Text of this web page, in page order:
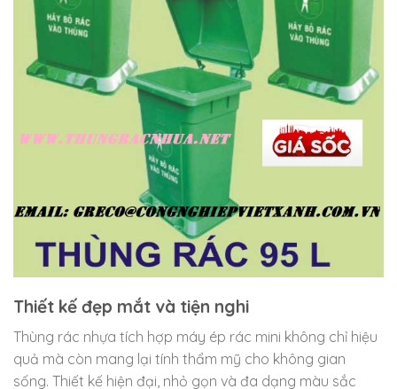
Thiết kế đẹp mắt và tiện nghi
Thùng rác nhựa tích hợp máy ép rác mini không chỉ hiệu
quả mà còn mang lại tính thẩm mỹ cho không gian
sống. Thiết kế hiện đại, nhỏ gọn và đa dạng màu sắc